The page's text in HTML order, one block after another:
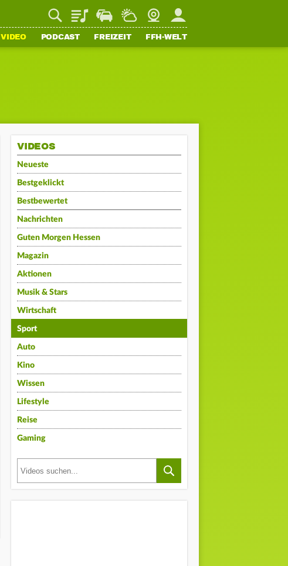
PlaylistStaupilotWetterWebcamMein FFH
VIDEO PODCAST FREIZEIT FFH-WELT
VIDEOS
Neueste
Bestgeklickt
Bestbewertet
Nachrichten
Guten Morgen Hessen
Magazin
Aktionen
Musik & Stars
Wirtschaft
Sport
Auto
Kino
Wissen
Lifestyle
Reise
Gaming